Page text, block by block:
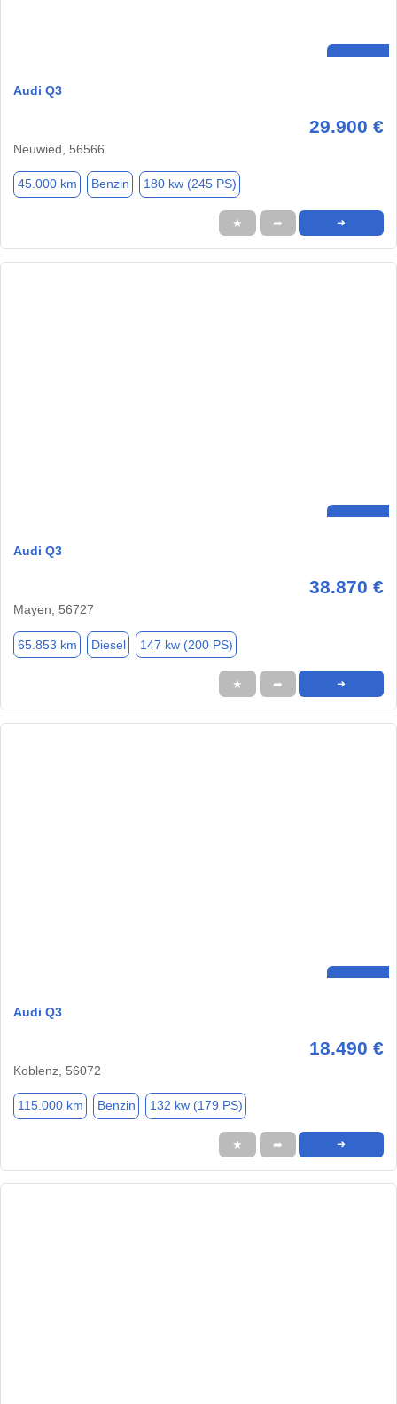
Audi Q3
29.900 €
Neuwied, 56566
45.000 km Benzin 180 kw (245 PS)
★ ➦ ➜
Audi Q3
38.870 €
Mayen, 56727
65.853 km Diesel 147 kw (200 PS)
★ ➦ ➜
Audi Q3
18.490 €
Koblenz, 56072
115.000 km Benzin 132 kw (179 PS)
★ ➦ ➜